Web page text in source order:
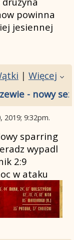
powinna
jesiennej
| Więcej
- nowy
2019; 9:32pm.
sparring
wypadl
2:9
w ataku